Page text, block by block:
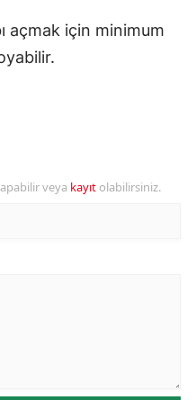
açmak için minimum
veya kayıt olabilirsiniz.